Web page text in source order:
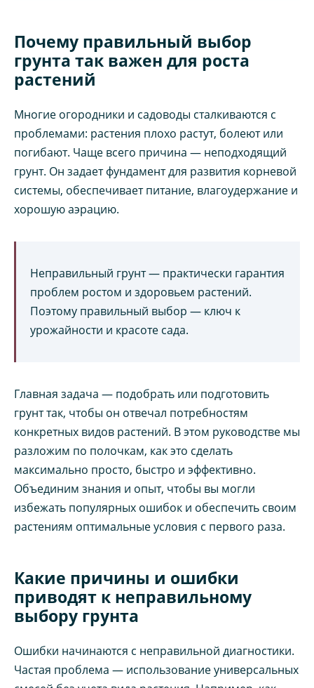
Почему правильный выбор
грунта так важен для роста
растений
Многие огородники и садоводы сталкиваются с
проблемами: растения плохо растут, болеют или
погибают. Чаще всего причина — неподходящий
грунт. Он задает фундамент для развития корневой
системы, обеспечивает питание, влагоудержание и
хорошую аэрацию.
Неправильный грунт — практически гарантия
проблем ростом и здоровьем растений.
Поэтому правильный выбор — ключ к
урожайности и красоте сада.
Главная задача — подобрать или подготовить
грунт так, чтобы он отвечал потребностям
конкретных видов растений. В этом руководстве мы
разложим по полочкам, как это сделать
максимально просто, быстро и эффективно.
Объединим знания и опыт, чтобы вы могли
избежать популярных ошибок и обеспечить своим
растениям оптимальные условия с первого раза.
Какие причины и ошибки
приводят к неправильному
выбору грунта
Ошибки начинаются с неправильной диагностики.
Частая проблема — использование универсальных